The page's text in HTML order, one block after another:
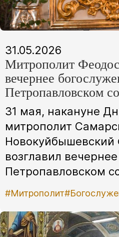
31.05.2026
Митрополит
вечернее
Петропавловском
31 мая, накануне
митрополит
Новокуйбышевский
возглавил
Петропавловском
#Митрополит